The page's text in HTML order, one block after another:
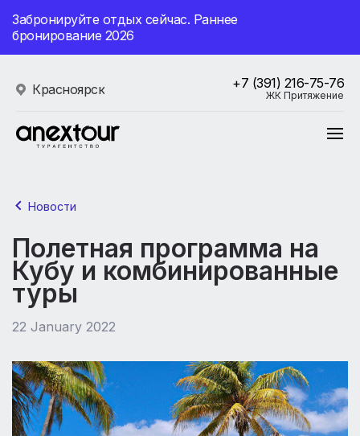
Забронируйте отдых сейчас. Раннее
бронирование 2026
Красноярск +7 (391) 216-75-76
ЖК Притяжение
Новости
Полетная программа на
Кубу и комбинированные
туры
22 January 2022